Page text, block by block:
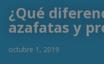
¿Qué
azafatas y
octubre 1, 2019